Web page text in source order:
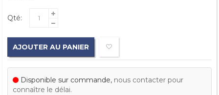
Qté:
AJOUTER AU PANIER
Disponible sur commande, nous contacter pour
connaître le délai.